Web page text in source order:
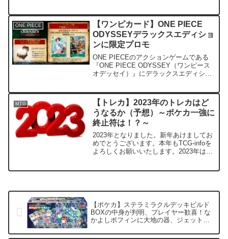
ネフェルタリ・ビビが収録されます...
ONE PIECE
【ワンピカード】ONE PIECE
ODYSSEYデラックスエディショ
ンに限定プロモ
ONE PIECEのアクションゲームである
『ONE PIECE ODYSSEY（ワンピース
オデッセイ）』にデラックスエディショ
ソフトで、ゲーム自体は2023年1月...
MTG
【トレカ】2023年のトレカはど
うなるか（予想）～ポケカ一強に
終止符は！？～
2023年となりました。新年あけましてお
めでとうございます。本年もTCG-infoを
よろしくお願いいたします。2023年は蓋
【ポケカ】ステラミラクルデッキビルド
BOXの中身が判明、プレイヤー歓喜！な
かよしポフィンに大地の器、ジェットエ